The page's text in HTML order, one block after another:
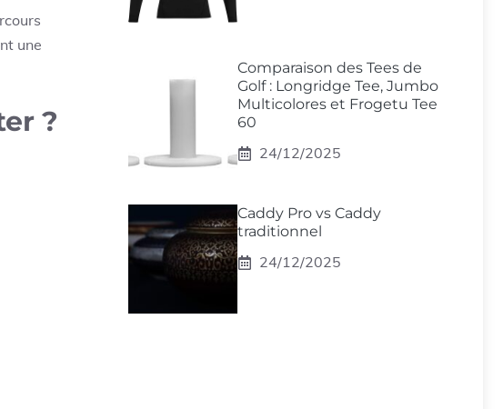
une
?
Comparaison des Tees de
Golf : Longridge Tee, Jumbo
Multicolores et Frogetu Tee
60
24/12/2025
Caddy Pro vs Caddy
traditionnel
24/12/2025